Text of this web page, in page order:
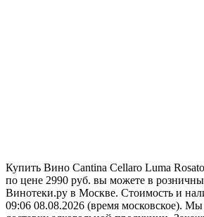
Купить Вино Cantina Cellaro Luma
по цене 2990 руб. вы можете в
Винотеки.ру в Москве. Стоимость и
09:06 08.08.2026 (время московское).